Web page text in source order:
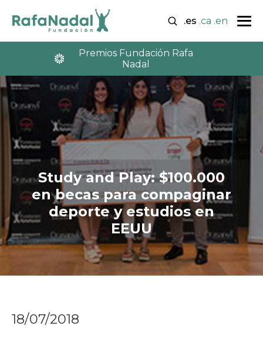
.es .ca .en
Premios Fundación Rafa
Nadal
Study and Play: $100.000
en becas para compaginar
deporte y estudios en
EEUU
18/07/2018